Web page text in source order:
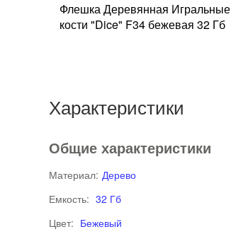
Флешка Деревянная Игральные
кости "Dice" F34 бежевая 32 Гб
Характеристики
Общие характеристики
Материал: Дерево
Емкость: 32 Гб
Цвет: Бежевый